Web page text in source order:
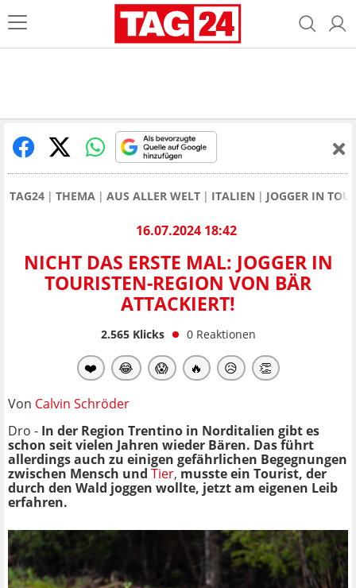
TAG24 THEMA AUS ALLER WELT ITALIEN JOGGER IN
16.07.2024 18:42
NICHT DAS ERSTE MAL: JOGGER IN
TOURISTEN-REGION VON BÄR
ATTACKIERT!
2.565Klicks 0 Reaktionen
❤️ 😂 😱 🔥 😥 👏
Von Calvin Schröder
Dro - In der Region Trentino in Norditalien gibt es
schon seit vielen Jahren wieder Bären. Das führt
allerdings auch zu einigen gefährlichen Begegnungen
zwischen Mensch und Tier, musste ein Tourist, der
durch den Wald joggen wollte, jetzt am eigenen Leib
erfahren.